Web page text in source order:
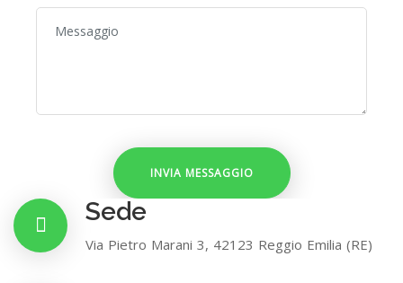
Sede
Via Pietro Marani 3, 42123 Reggio Emilia (RE)